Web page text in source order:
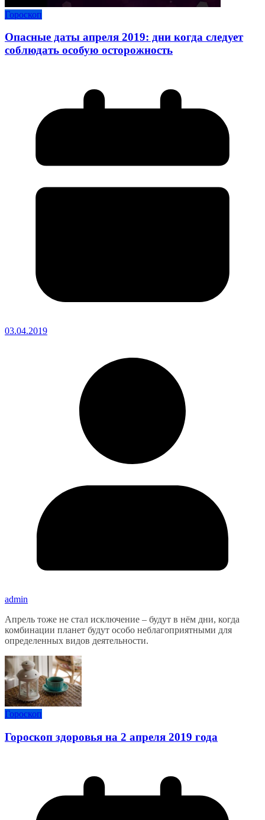
Гороскоп
Опасные даты апреля 2019: дни когда следует
соблюдать особую осторожность
03.04.2019
admin
Апрель тоже не стал исключение – будут в нём дни, когда
комбинации планет будут особо неблагоприятными для
определенных видов деятельности.
Гороскоп
Гороскоп здоровья на 2 апреля 2019 года